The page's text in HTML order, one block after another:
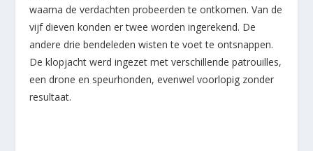
waarna de verdachten probeerden te ontkomen. Van de
vijf dieven konden er twee worden ingerekend. De
andere drie bendeleden wisten te voet te ontsnappen.
De klopjacht werd ingezet met verschillende patrouilles,
een drone en speurhonden, evenwel voorlopig zonder
resultaat.